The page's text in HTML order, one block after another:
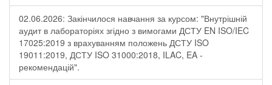
02.06.2026: Закінчилося навчання за курсом: "Внутрішній
аудит в лабораторіях згідно з вимогами ДСТУ EN ISO/IEC
17025:2019 з врахуванням положень ДСТУ ISO
19011:2019, ДСТУ ISO 31000:2018, ILAC, EA -
рекомендацій".